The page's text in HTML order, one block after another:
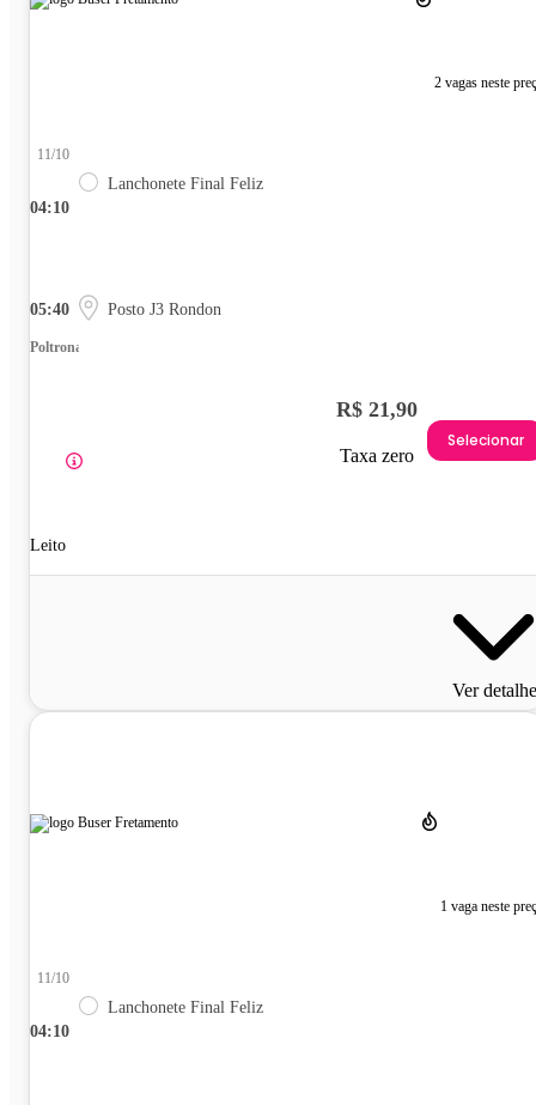
2 vagas neste
04:10
11/10
Lanchonete Final Feliz
05:40 Posto J3 Rondon
Poltrona
Leito
R$ 21,90
Taxa zero
Selecionar
Ver
1 vaga neste
04:10
11/10
Lanchonete Final Feliz